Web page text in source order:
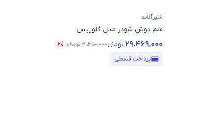
شیرآلات
علم دوش شودر مدل گلوریس
۲۹٬۴۶۹٬۰۰۰ تومانء۳۱٬۳۵۰٬۰۰۰تومانء
قیمت محصول
۶٪
درصد تخفیف
پرداخت قسطی